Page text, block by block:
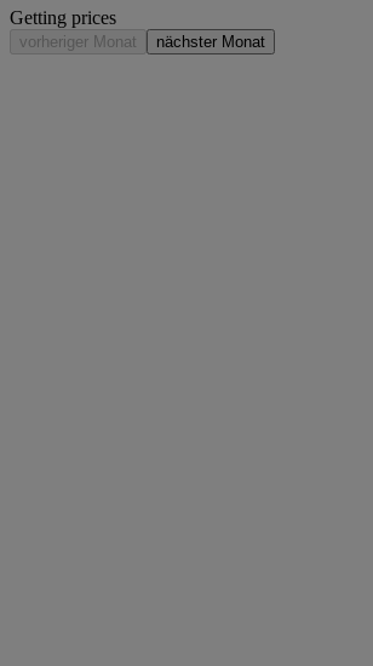
Getting prices
vorheriger Monat nächster Monat